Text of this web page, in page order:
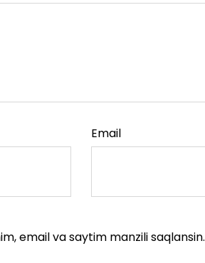
Email
email va saytim manzili saqlansin.